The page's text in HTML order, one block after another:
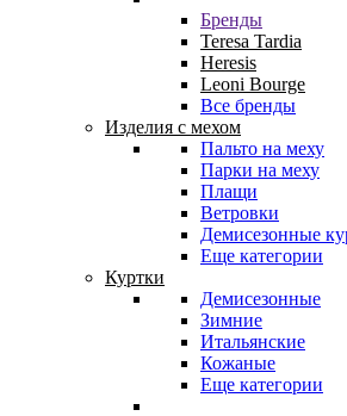
Бренды
Teresa Tardia
Heresis
Leoni Bourge
Все бренды
Изделия с мехом
Пальто на меху
Парки на меху
Плащи
Ветровки
Демисезонные
Еще категории
Куртки
Демисезонные
Зимние
Итальянские
Кожаные
Еще категории